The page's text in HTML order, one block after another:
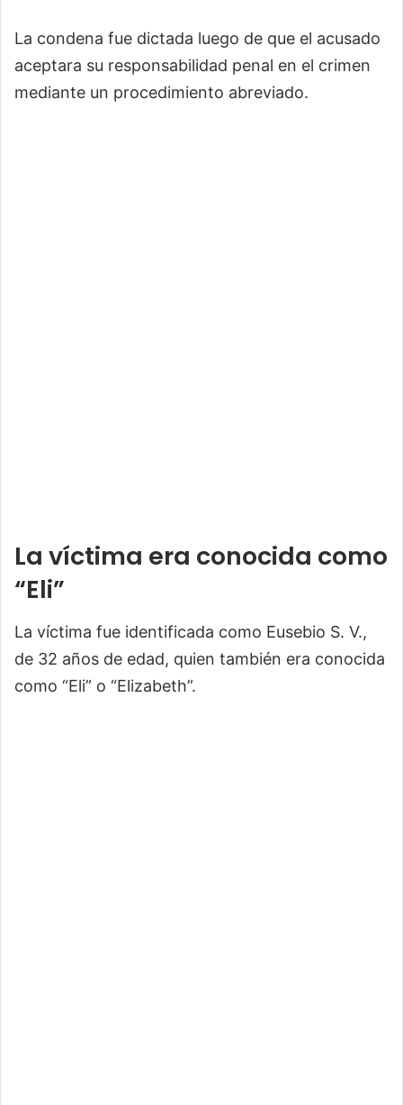
La condena fue dictada luego de que el acusado
aceptara su responsabilidad penal en el crimen
mediante un procedimiento abreviado.
La víctima era conocida como
“Eli”
La víctima fue identificada como Eusebio S. V.,
de 32 años de edad, quien también era conocida
como “Eli” o “Elizabeth”.